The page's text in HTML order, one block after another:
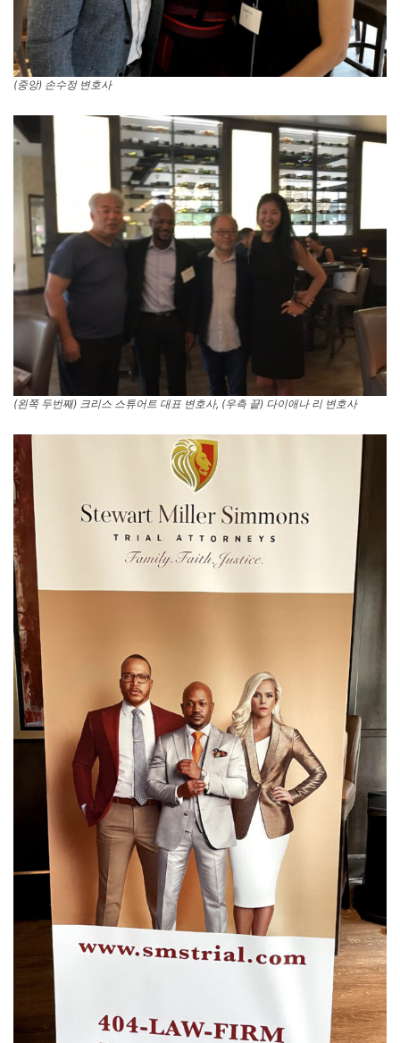
(중앙) 손수정 변호사
(왼쪽 두번째) 크리스 스튜어트 대표 변호사, (우측 끝) 다이애나 리 변호사